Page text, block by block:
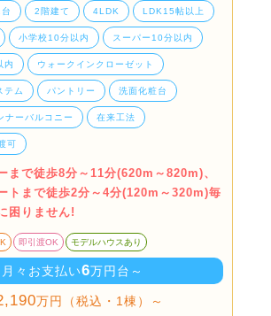
2階建て 4LDK LDK15帖以上
小学校10分以内 スーパー10分以内
内 ウォークインクローゼット
テム パントリー 洗面化粧台
ナーバルコニー 在来工法
可
まで徒歩8分～11分(620m～820m)、
トまで徒歩2分～4分(120m～320m)毎
困りません!
即引渡OK モデルハウスあり
月々お支払い6万円台～
万円（税込・1棟）～